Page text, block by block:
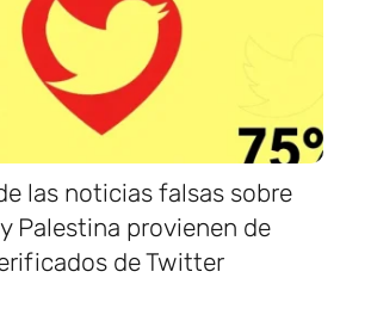
las noticias falsas sobre
Palestina provienen de
de Twitter